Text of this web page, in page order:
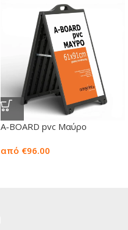
A-BOARD pvc Μαύρο
από €96.00